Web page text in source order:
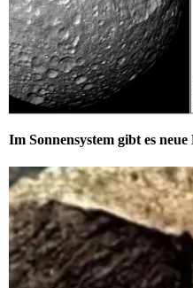
Im Sonnensystem gibt es